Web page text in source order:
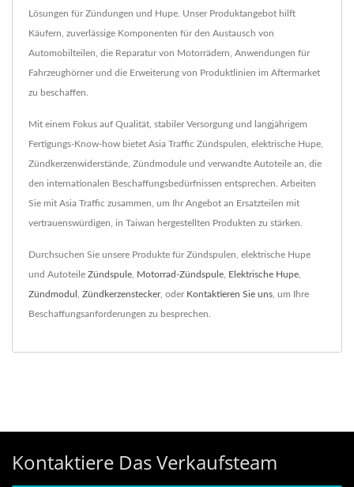
Lösungen für Zündungen und Hupe. Unser Produktangebot hilft
Käufern, zuverlässige Komponenten für den Austausch von
Automobilteilen, die Reparatur von Motorrädern, Anwendungen für
Fahrzeughörner und die Erweiterung von Produktlinien im Aftermarket
zu beschaffen.
Mit einem Fokus auf Qualität, stabiler Versorgung und langjährigem
Fertigungs-Know-how bietet Asia Traffic Zündspulen, elektrische Hupe,
Zündkerzenwiderstände, Zündmodule und verwandte Autoteile an, die
den internationalen Beschaffungsbedürfnissen entsprechen. Arbeiten
Sie mit Asia Traffic zusammen, um Ihr Angebot an Ersatzteilen mit
vertrauenswürdigen, in Taiwan hergestellten Produkten zu stärken.
Durchsuchen Sie unsere Produkte für Zündspulen, elektrische Hupe
und Autoteile Zündspule Motorrad-Zündspule Elektrische Hupe
Zündmodul Zündkerzenstecker, oder Kontaktieren Sie uns , um Ihre
Beschaffungsanforderungen zu besprechen.
Kontaktiere Das Verkaufsteam